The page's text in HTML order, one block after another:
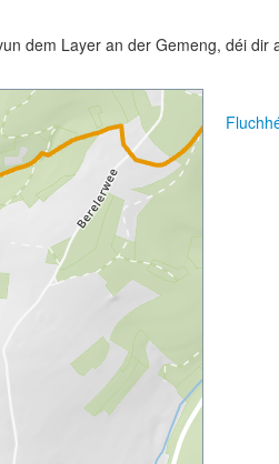
dem Layer an der Gemeng, déi